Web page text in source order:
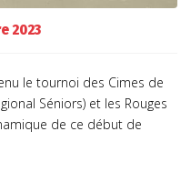
2023
le tournoi des Cimes de
Séniors) et les Rouges
de ce début de